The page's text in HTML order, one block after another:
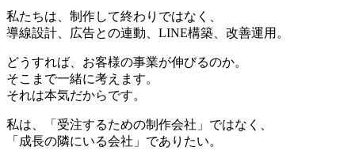
私たちは、制作して終わりではなく、
導線設計、広告との連動、LINE構築、改善運用。
どうすれば、お客様の事業が伸びるのか。
そこまで一緒に考えます。
それは本気だからです。
私は、「受注するための制作会社」ではなく、
「成長の隣にいる会社」でありたい。